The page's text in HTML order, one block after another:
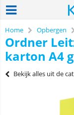
Home Opbergen
Ordner
karton A4
Bekijk alles uit de